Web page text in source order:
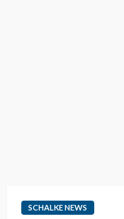
SCHALKE NEWS